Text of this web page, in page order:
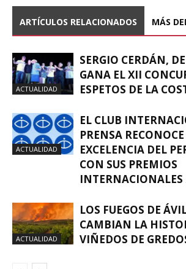
ARTÍCULOS RELACIONADOS MÁS
ACTUALIDAD
SERGIO CERDÁN,
GANA EL XII
ESPETOS DE LA
ACTUALIDAD
EL CLUB
PRENSA
EXCELENCIA DEL
CON SUS PREMIOS
INTERNACIONALES
ACTUALIDAD
LOS FUEGOS DE
CAMBIAN LA
VIÑEDOS DE